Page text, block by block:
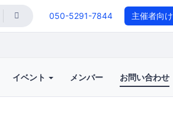
050-5291-7844 主催者向け
イベント メンバー お問い合わせ